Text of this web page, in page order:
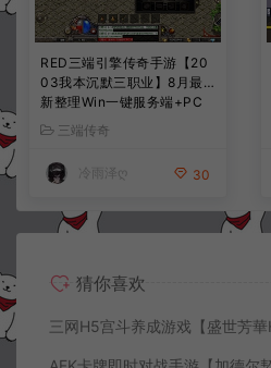
RED三端引擎传奇手游【20
03我本沉默三职业】8月最
新整理Win一键服务端+PC
安卓+详细搭建教程
三端传奇
冷雨泽ღ 30
猜你喜欢